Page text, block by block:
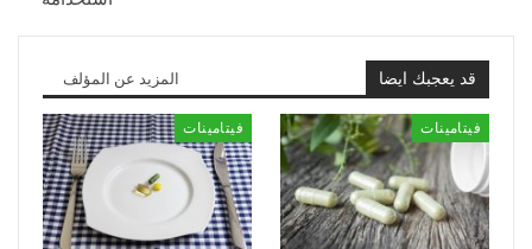
قد يعجبك ايضا المزيد عن المؤلف
فيتامينات فيتامينات